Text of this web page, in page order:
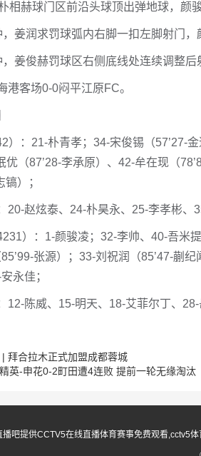
相赫球门区前沿头球顶出弹地球，颜
姜润求罚球弧内右脚一扣左脚射门，
姜俊赫罚球区右侧底线处连续调整后
港客场0-0闷平江原FC。
）：21-朴青孝；34-宋俊锡（57’27-
优（87’28-李承原）、42-牟在现（
镐）；
20-赵炫泰、24-朴昊永、25-李孝彬
）：1-颜骏凌；32-李帅、40-吾米
张源）；33-刘祝润（85’47-蒯
永佳；
12-陈威、15-明天、18-艾菲尔丁、
| 拜合拉木正式加盟成都蓉城
英-申花0-2町田遭4连败 提前一轮无缘淘汰
吧提供CCTV5在线直播体育赛事免费观看,cctv5